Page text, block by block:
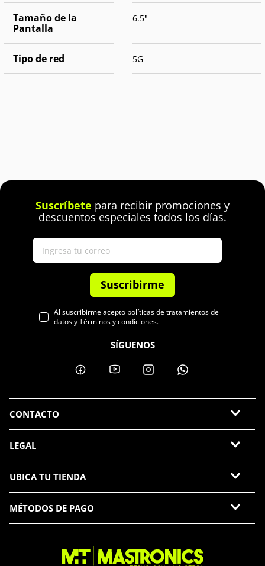
Tamaño de la
Pantalla
6.5"
Tipo de red 5G
Suscríbete para recibir promociones y
descuentos especiales todos los días.
Suscribirme
Al suscribirme acepto políticas de tratamientos de
datos y Términos y condiciones.
SÍGUENOS
CONTACTO
LEGAL
UBICA TU TIENDA
MÉTODOS DE PAGO